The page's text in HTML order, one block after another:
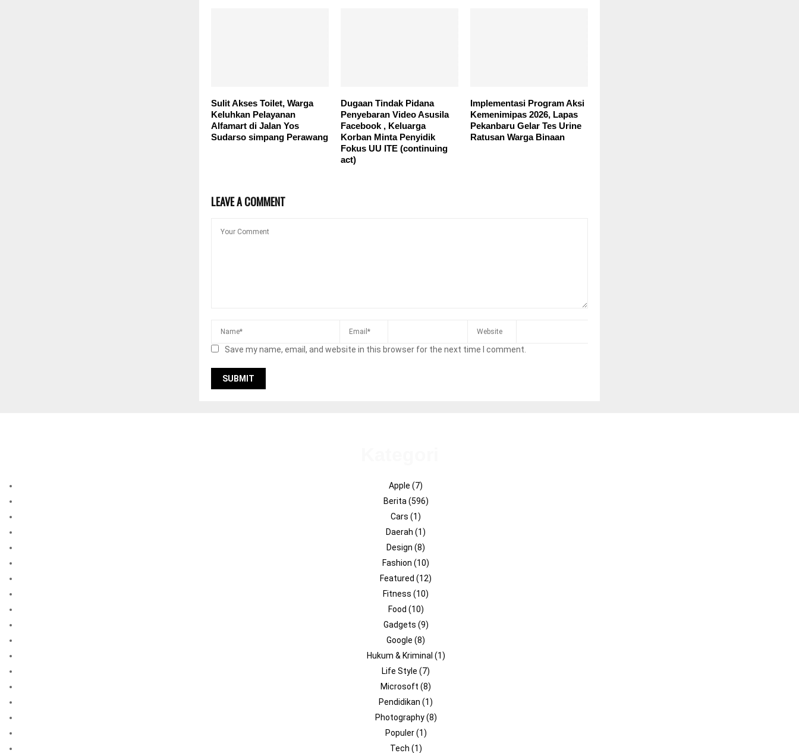
‎Sulit Akses Toilet, Warga
Keluhkan Pelayanan
Alfamart di Jalan Yos
Sudarso simpang Perawang
Dugaan Tindak Pidana
Penyebaran Video Asusila
Facebook , Keluarga
Korban Minta Penyidik
Fokus UU ITE (continuing
act)
Implementasi Program Aksi
Kemenimipas 2026, Lapas
Pekanbaru Gelar Tes Urine
Ratusan Warga Binaan
LEAVE A COMMENT
Save my name, email, and website in this browser for the next time I comment.
Apple (7)
Berita (596)
Cars (1)
Daerah (1)
Design (8)
Fashion (10)
Featured (12)
Fitness (10)
Food (10)
Gadgets (9)
Google (8)
Hukum & Kriminal (1)
Life Style (7)
Microsoft (8)
Pendidikan (1)
Photography(8)
Populer(1)
Tech (1)